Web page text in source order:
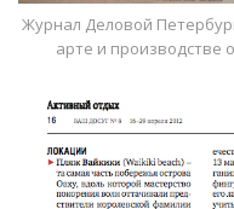
Журнал Деловой
арте и производстве